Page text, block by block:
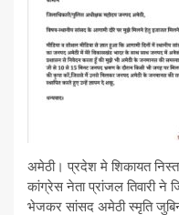
अमेठी। प्रदेश मे शिकायत
कांग्रेस नेता प्रांजल तिवारी ने
भेजकर सांसद अमेठी स्मृति